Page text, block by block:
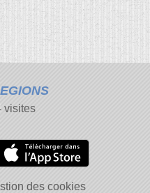
visites
des cookies